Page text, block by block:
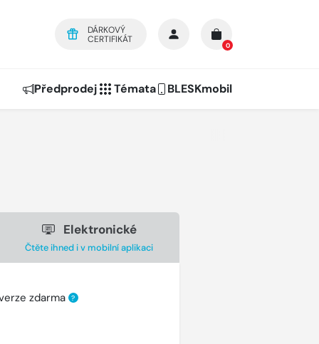
DÁRKOVÝ
CERTIFIKÁT
0
Předprodej Témata BLESKmobil
Elektronické
Čtěte ihned i v mobilní aplikaci
zdarma ?